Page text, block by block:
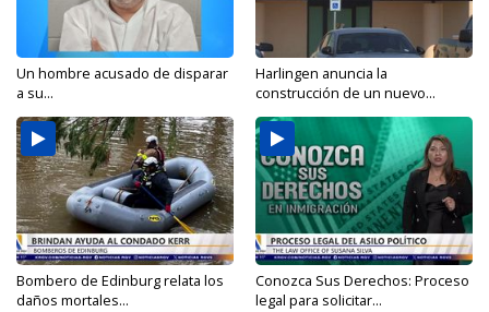
Un hombre acusado de disparar
a su...
Harlingen anuncia la
construcción de un nuevo...
Bombero de Edinburg relata los
daños mortales...
Conozca Sus Derechos: Proceso
legal para solicitar...